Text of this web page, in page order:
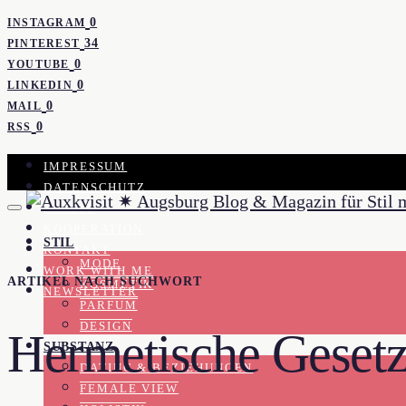
INSTAGRAM 0
PINTEREST 34
YOUTUBE 0
LINKEDIN 0
MAIL 0
RSS 0
IMPRESSUM
DATENSCHUTZ
PRESSE
KONTAKT
WORK WITH ME
NEWSLETTER
STIL
MODE
KOSMETIK
PARFUM
DESIGN
SUBSTANZ
DATING & BEZIEHUNGEN
FEMALE VIEW
ARTIKEL NACH SUCHWORT
Hermetische